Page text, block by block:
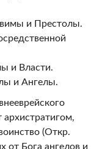
и Престолы.
и Власти.
и Ангелы.
архистратигом,
(Откр.
от Бога ангелов и